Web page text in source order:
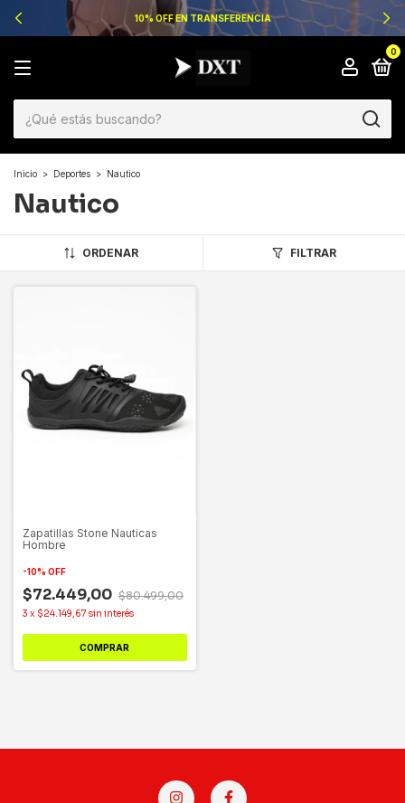
10% OFF EN TRANSFERENCIA
0
Inicio > Deportes > Nautico
Nautico
ORDENAR FILTRAR
Zapatillas Stone Nauticas
Hombre
-10% OFF
$72.449,00 $80.499,00
3 x $24.149,67 sin interés
COMPRAR